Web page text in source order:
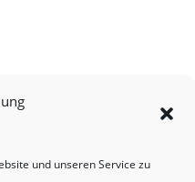
und unseren Service zu
Erftverbandes